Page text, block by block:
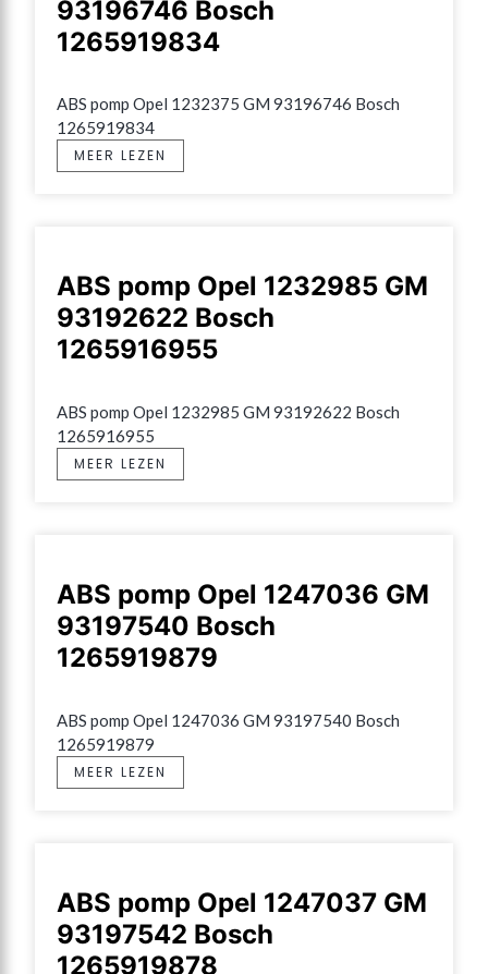
93196746 Bosch
1265919834
ABS pomp Opel 1232375 GM 93196746 Bosch
1265919834
MEER LEZEN
ABS pomp Opel 1232985 GM
93192622 Bosch
1265916955
ABS pomp Opel 1232985 GM 93192622 Bosch
1265916955
MEER LEZEN
ABS pomp Opel 1247036 GM
93197540 Bosch
1265919879
ABS pomp Opel 1247036 GM 93197540 Bosch
1265919879
MEER LEZEN
ABS pomp Opel 1247037 GM
93197542 Bosch
1265919878